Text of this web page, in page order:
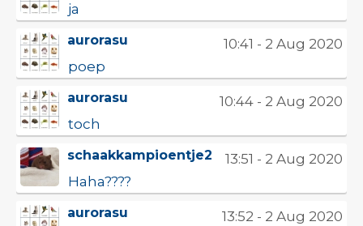
ja
aurorasu
10:41 - 2 Aug 2020
poep
aurorasu
10:44 - 2 Aug 2020
toch
schaakkampioentje2
13:51 - 2 Aug 2020
Haha????
aurorasu
13:52 - 2 Aug 2020